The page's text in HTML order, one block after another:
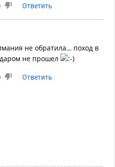
Ответить
не обратила… поход в
не прошел
Ответить